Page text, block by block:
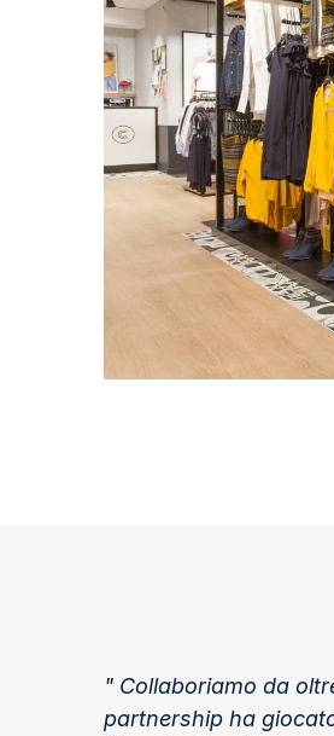
Collaboriamo da
partnership ha